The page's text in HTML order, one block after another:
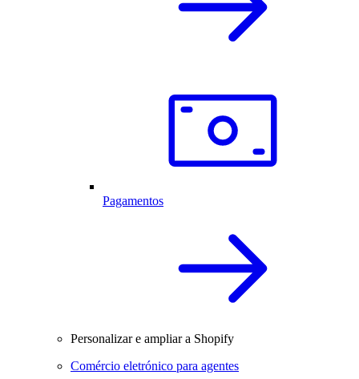
Pagamentos
Personalizar e ampliar a Shopify
Comércio eletrónico para agentes